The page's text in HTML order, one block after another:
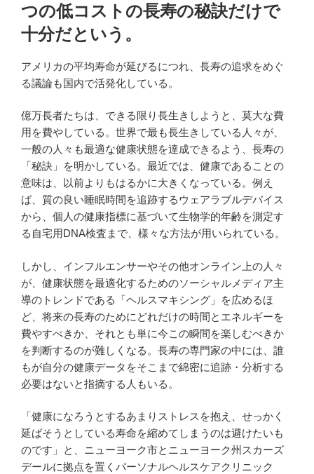
つの低コストの長寿の秘訣だけで
十分だという。
アメリカの平均寿命が延びるにつれ、長寿の追求をめぐ
る議論も国内で活発化している。
億万長者たちは、できる限り長生きしようと、莫大な費
用を費やしている。世界で最も長生きしている人々が、
一般の人々も最適な健康状態を達成できるよう、長寿の
「秘訣」を明かしている。最近では、健康であることの
意味は、以前よりもはるかに大きくなっている。例え
ば、質の良い睡眠時間を追跡するウェアラブルデバイス
から、個人の健康指標に基づいて生物学的年齢を測定す
る自宅用DNA検査まで、様々な方法が用いられている。
しかし、インフルエンサーやその他オンライン上の人々
が、健康状態を最適化するためのソーシャルメディア主
導のトレンドである「ヘルスマキシング」を広めるほ
ど、将来の長寿のためにどれだけの時間とエネルギーを
費やすべきか、それとも単に今この瞬間を楽しむべきか
を判断するのが難しくなる。長寿の専門家の中には、誰
もが自分の健康データをそこまで綿密に追跡・分析する
必要はないと指摘する人もいる。
「健康になろうとするあまりストレスを抱え、せっかく
延ばそうとしている寿命を縮めてしまうのは避けたいも
のです」と、ニューヨーク市とニューヨーク州スカーズ
デールに拠点を置くパーソナルヘルスケアクリニック